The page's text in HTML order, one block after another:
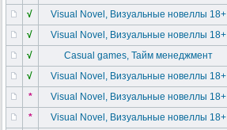
√ Visual Novel, Визуальные новеллы 18+
√ Visual Novel, Визуальные новеллы 18+
√ Сasual games, Тайм менеджмент
√ Visual Novel, Визуальные новеллы 18+
* Visual Novel, Визуальные новеллы 18+
* Visual Novel, Визуальные новеллы 18+